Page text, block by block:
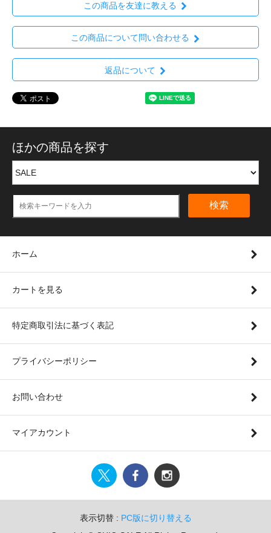
この商品を友達に教える
この商品について問い合わせる
返品について
ほかの商品を探す
検索
ホーム
カートを見る
特定商取引法に基づく表記
プライバシーポリシー
お問い合わせ
マイアカウント
表示切替 : PC版に切り替える